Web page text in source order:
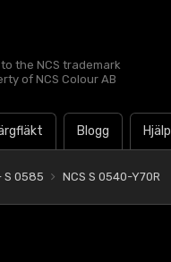
the NCS trademark
of NCS Colour AB
Blogg Hjälp
S 0585 NCS S 0540-Y70R